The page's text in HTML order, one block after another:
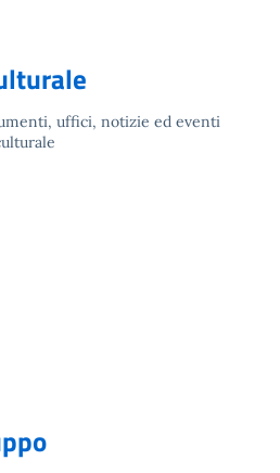
uffici, notizie ed eventi